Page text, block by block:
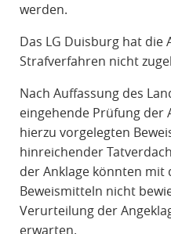
werden.
Das LG Duisburg hat die
Strafverfahren nicht
Nach Auffassung des
eingehende Prüfung der
hierzu vorgelegten
hinreichender
der Anklage könnten mit
Beweismitteln nicht
Verurteilung der
erwarten.